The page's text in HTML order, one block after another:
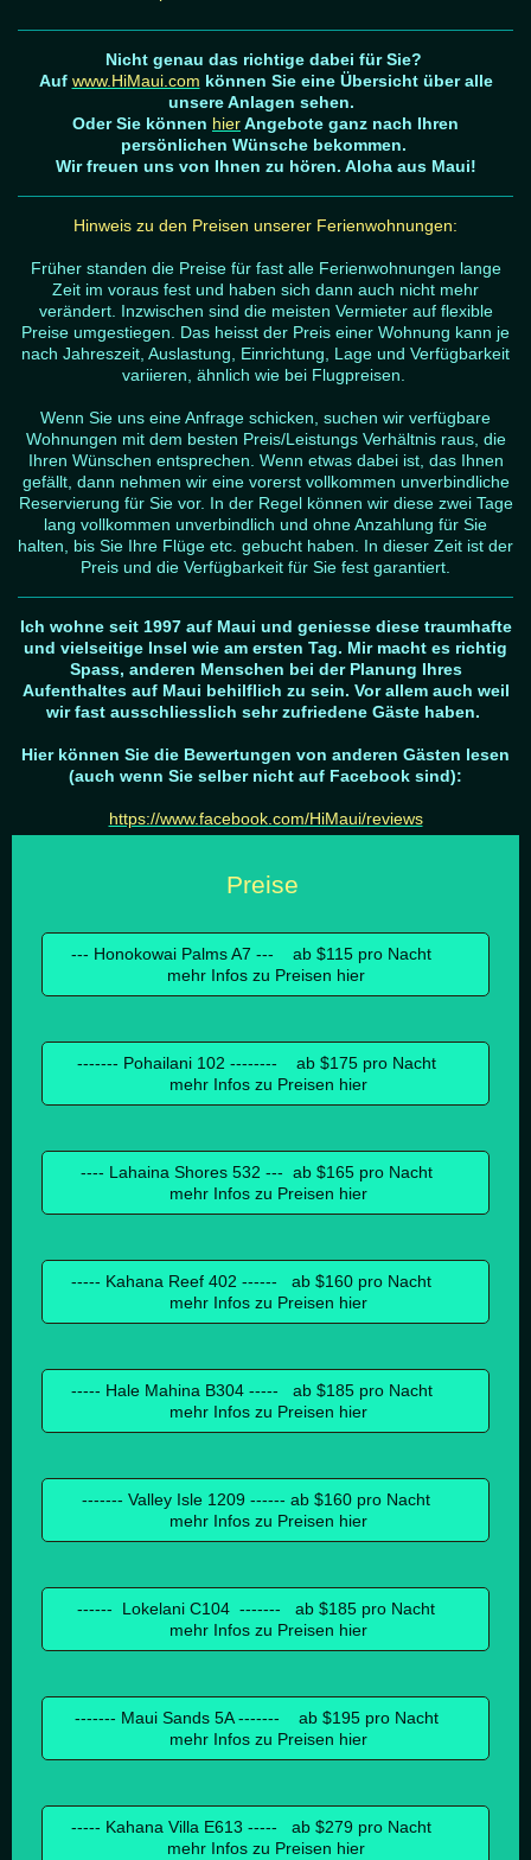
Nicht genau das richtige dabei für Sie?
Auf www.HiMaui.com können Sie eine Übersicht über alle
unsere Anlagen sehen.
Oder Sie können hierAngebote ganz nach Ihren
persönlichen Wünsche bekommen.
Wir freuen uns von Ihnen zu hören. Aloha aus Maui!
Hinweis zu den Preisen unserer Ferienwohnungen:
Früher standen die Preise für fast alle Ferienwohnungen lange
Zeit im voraus fest und haben sich dann auch nicht mehr
verändert. Inzwischen sind die meisten Vermieter auf flexible
Preise umgestiegen. Das heisst der Preis einer Wohnung kann je
nach Jahreszeit, Auslastung, Einrichtung, Lage und Verfügbarkeit
variieren, ähnlich wie bei Flugpreisen.
Wenn Sie uns eine Anfrage schicken, suchen wir verfügbare
Wohnungen mit dem besten Preis/Leistungs Verhältnis raus, die
Ihren Wünschen entsprechen. Wenn etwas dabei ist, das Ihnen
gefällt, dann nehmen wir eine vorerst vollkommen unverbindliche
Reservierung für Sie vor. In der Regel können wir diese zwei Tage
lang vollkommen unverbindlich und ohne Anzahlung für Sie
halten, bis Sie Ihre Flüge etc. gebucht haben. In dieser Zeit ist der
Preis und die Verfügbarkeit für Sie fest garantiert.
Ich wohne seit 1997 auf Maui und geniesse diese traumhafte
und vielseitige Insel wie am ersten Tag. Mir macht es richtig
Spass, anderen Menschen bei der Planung Ihres
Aufenthaltes auf Maui behilflich zu sein. Vor allem auch weil
wir fast ausschliesslich sehr zufriedene Gäste haben.
Hier können Sie die Bewertungen von anderen Gästen lesen
(auch wenn Sie selber nicht auf Facebook sind):
https://www.facebook.com/HiMaui/reviews
Preise
--- Honokowai Palms A7 --- ab $115 pro Nacht
mehr Infos zu Preisen hier
------- Pohailani 102 -------- ab $175 pro Nacht
mehr Infos zu Preisen hier
---- Lahaina Shores 532 --- ab $165 pro Nacht
mehr Infos zu Preisen hier
----- Kahana Reef 402 ------ ab $160 pro Nacht
mehr Infos zu Preisen hier
----- Hale Mahina B304 ----- ab $185 pro Nacht
mehr Infos zu Preisen hier
------- Valley Isle 1209 ------ ab $160 pro Nacht
mehr Infos zu Preisen hier
------ Lokelani C104 ------- ab $185 pro Nacht
mehr Infos zu Preisen hier
------- Maui Sands 5A ------- ab $195 pro Nacht
mehr Infos zu Preisen hier
----- Kahana Villa E613 ----- ab $279 pro Nacht
mehr Infos zu Preisen hier